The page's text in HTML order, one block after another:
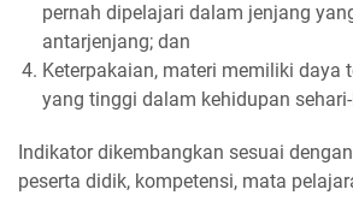
pernah dipelajari dalam jenjang
antarjenjang; dan
Keterpakaian, materi memiliki daya
yang tinggi dalam kehidupan
Indikator dikembangkan sesuai
peserta didik, kompetensi, mata